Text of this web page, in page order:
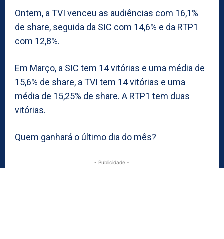
Ontem, a TVI venceu as audiências com 16,1%
de share, seguida da SIC com 14,6% e da RTP1
com 12,8%.
Em Março, a SIC tem 14 vitórias e uma média de
15,6% de share, a TVI tem 14 vitórias e uma
média de 15,25% de share. A RTP1 tem duas
vitórias.
Quem ganhará o último dia do mês?
- Publicidade -